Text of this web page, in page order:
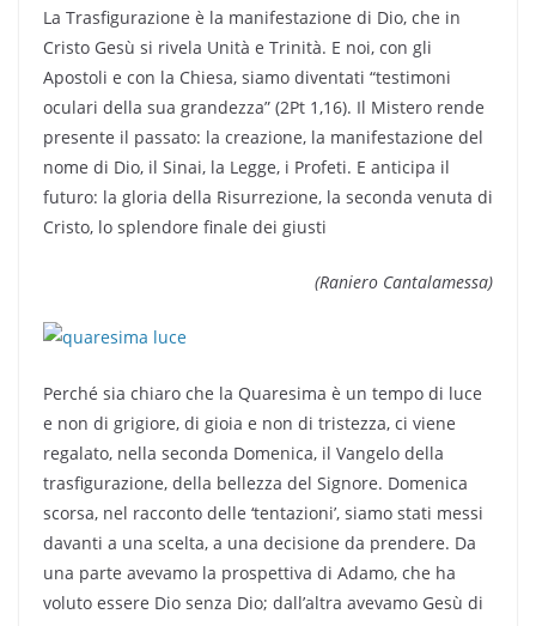
La Trasfigurazione è la manifestazione di Dio, che in
Cristo Gesù si rivela Unità e Trinità. E noi, con gli
Apostoli e con la Chiesa, siamo diventati “testimoni
oculari della sua grandezza” (2Pt 1,16). Il Mistero rende
presente il passato: la creazione, la manifestazione del
nome di Dio, il Sinai, la Legge, i Profeti. E anticipa il
futuro: la gloria della Risurrezione, la seconda venuta di
Cristo, lo splendore finale dei giusti
(Raniero Cantalamessa)
Perché sia chiaro che la Quaresima è un tempo di luce
e non di grigiore, di gioia e non di tristezza, ci viene
regalato, nella seconda Domenica, il Vangelo della
trasfigurazione, della bellezza del Signore. Domenica
scorsa, nel racconto delle ‘tentazioni’, siamo stati messi
davanti a una scelta, a una decisione da prendere. Da
una parte avevamo la prospettiva di Adamo, che ha
voluto essere Dio senza Dio; dall’altra avevamo Gesù di